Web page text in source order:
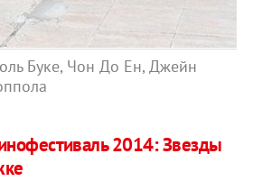
Буке, Чон До Ен, Джейн
2014: Звезды